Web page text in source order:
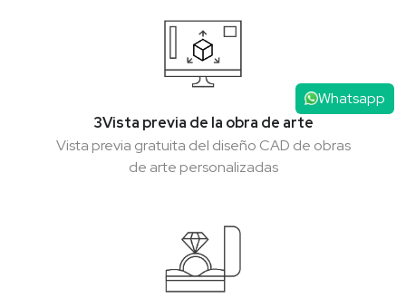
3Vista previa de la obra de arte
Vista previa gratuita del diseño CAD de obras
de arte personalizadas
3Vista previa de la obra de arte
Vista previa gratuita del diseño CAD de obras
de arte personalizadas
Whatsapp